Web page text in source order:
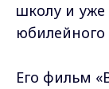
школу и
юбилейного
Его фильм